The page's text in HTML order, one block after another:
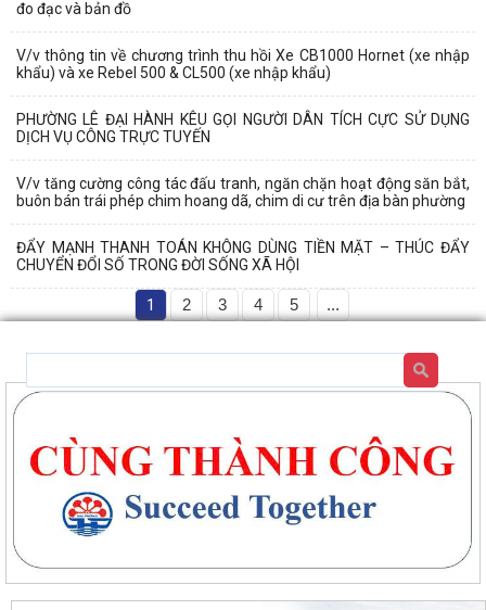
đo đạc và bản đồ
V/v thông tin về chương trình thu hồi Xe CB1000 Hornet (xe nhập
khẩu) và xe Rebel 500 & CL500 (xe nhập khẩu)
PHƯỜNG LÊ ĐẠI HÀNH KÊU GỌI NGƯỜI DÂN TÍCH CỰC SỬ DỤNG
DỊCH VỤ CÔNG TRỰC TUYẾN
V/v tăng cường công tác đấu tranh, ngăn chặn hoạt động săn bắt,
buôn bán trái phép chim hoang dã, chim di cư trên địa bàn phường
ĐẨY MẠNH THANH TOÁN KHÔNG DÙNG TIỀN MẶT – THÚC ĐẨY
CHUYỂN ĐỔI SỐ TRONG ĐỜI SỐNG XÃ HỘI
1 2 3 4 5 ...